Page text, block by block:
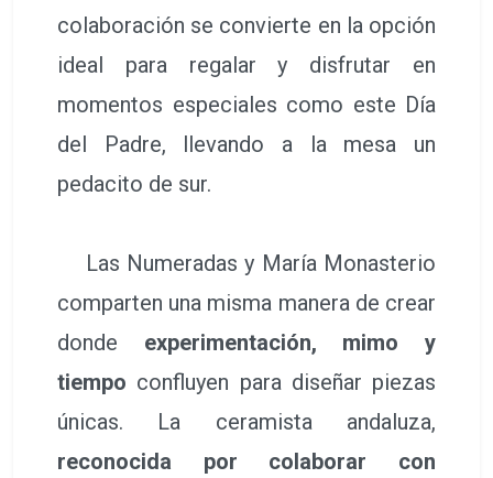
colaboración se convierte en la opción
ideal para regalar y disfrutar en
momentos especiales como este Día
del Padre, llevando a la mesa un
pedacito de sur.
Las Numeradas y María Monasterio
comparten una misma manera de crear
donde experimentación, mimo y
tiempo confluyen para diseñar piezas
únicas. La ceramista andaluza,
reconocida por colaborar con